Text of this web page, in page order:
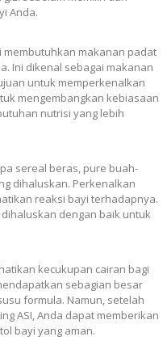
Anda.
membutuhkan makanan padat
Ini dikenal sebagai makanan
untuk memperkenalkan
mengembangkan kebiasaan
nutrisi yang lebih
sereal beras, pure buah-
dihaluskan. Perkenalkan
reaksi bayi terhadapnya.
dengan baik untuk
kecukupan cairan bagi
sebagian besar
formula. Namun, setelah
ASI, Anda dapat memberikan
bayi yang aman.